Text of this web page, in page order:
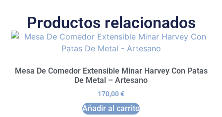
Productos relacionados
Mesa De Comedor Extensible Minar Harvey Con Patas
De Metal – Artesano
170,00€
Añadir al carrito